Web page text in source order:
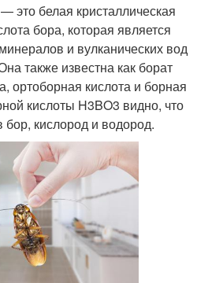
это белая кристаллическая
бора, которая является
и вулканических вод
также известна как борат
ортоборная кислота и борная
кислоты H3BO3 видно, что
бор, кислород и водород.